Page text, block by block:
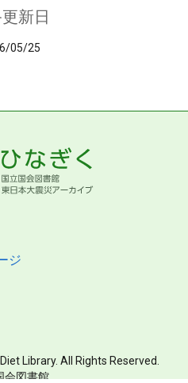
新日
05/25
ジ
Library. All Rights Reserved.